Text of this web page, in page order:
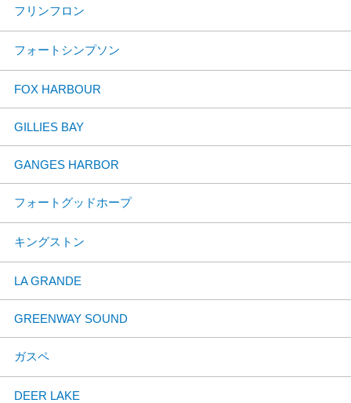
フリンフロン
フォートシンプソン
FOX HARBOUR
GILLIES BAY
GANGES HARBOR
フォートグッドホープ
キングストン
LA GRANDE
GREENWAY SOUND
ガスペ
DEER LAKE